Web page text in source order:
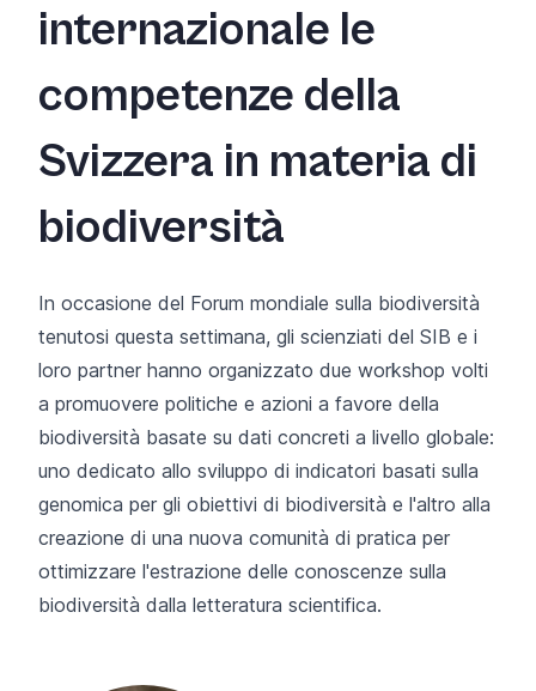
internazionale le
competenze della
Svizzera in materia di
biodiversità
In occasione del Forum mondiale sulla biodiversità
tenutosi questa settimana, gli scienziati del SIB e i
loro partner hanno organizzato due workshop volti
a promuovere politiche e azioni a favore della
biodiversità basate su dati concreti a livello globale:
uno dedicato allo sviluppo di indicatori basati sulla
genomica per gli obiettivi di biodiversità e l'altro alla
creazione di una nuova comunità di pratica per
ottimizzare l'estrazione delle conoscenze sulla
biodiversità dalla letteratura scientifica.